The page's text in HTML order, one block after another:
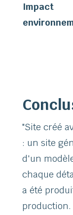
Impact
"Site créé
: un site
d'un
chaque
a été
production.